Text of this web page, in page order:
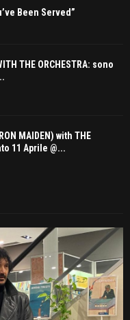
Been Served”
THE ORCHESTRA: sono
MAIDEN) with THE
11 Aprile @...